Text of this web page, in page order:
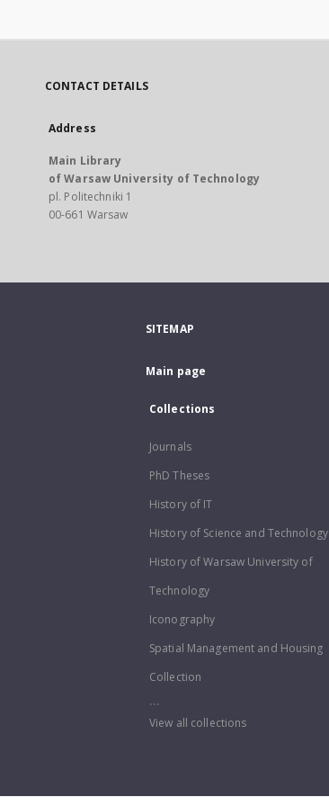
CONTACT DETAILS
Address
Main Library
of Warsaw University of Technology
pl. Politechniki 1
00-661 Warsaw
SITEMAP
Main page
Collections
Journals
PhD Theses
History of IT
History of Science and Technology
History of Warsaw University of
Technology
Iconography
Spatial Management and Housing
Collection
...
View all collections